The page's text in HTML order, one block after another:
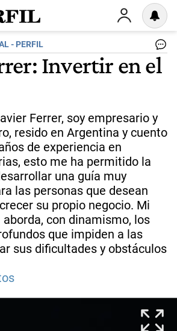
- PERFIL
Invertir en el
Ferrer, soy empresario y
resido en Argentina y cuento
de experiencia en
esto me ha permitido la
una guía muy
las personas que desean
su propio negocio. Mi
con dinamismo, los
que impiden a las
sus dificultades y obstáculos